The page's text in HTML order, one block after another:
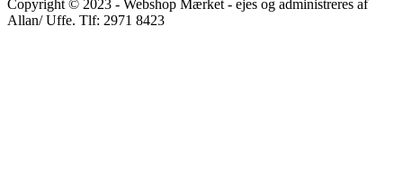
Copyright © 2023 - Webshop Mærket - ejes og administreres af
Allan/ Uffe. Tlf: 2971 8423